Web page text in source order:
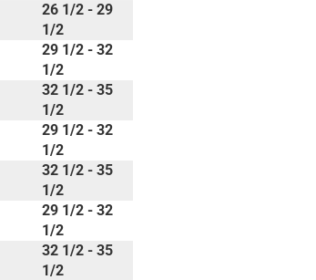
26 1/2 - 29
1/2
29 1/2 - 32
1/2
32 1/2 - 35
1/2
29 1/2 - 32
1/2
32 1/2 - 35
1/2
29 1/2 - 32
1/2
32 1/2 - 35
1/2